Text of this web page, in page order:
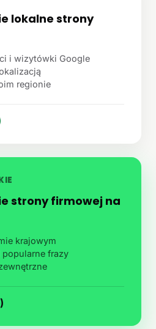
lokalne strony
i wizytówki Google
regionie
strony firmowej na
krajowym
frazy